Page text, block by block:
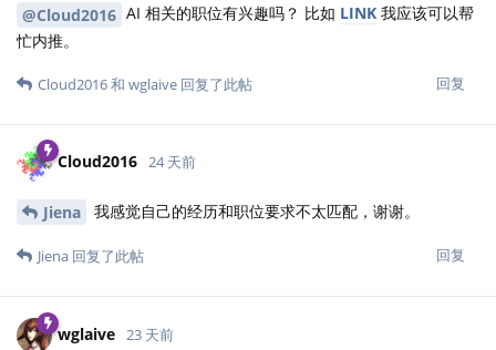
@Cloud2016 AI 相关的职位有兴趣吗？ 比如 LINK 我应该可以帮
忙内推。
回复
Cloud2016和 wglaive 回复了此帖
Cloud2016 24 天前
Jiena 我感觉自己的经历和职位要求不太匹配，谢谢。
回复
Jiena 回复了此帖
wglaive 23 天前